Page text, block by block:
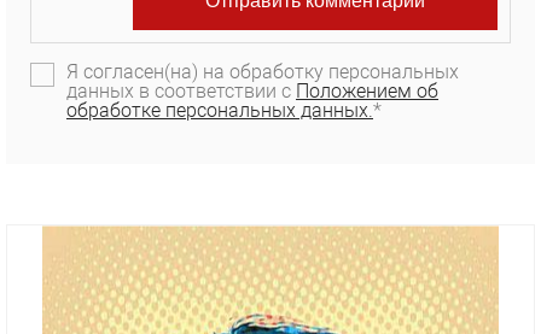
Я согласен(на) на обработку персональных
данных в соответствии с Положением об
обработке персональных данных.*